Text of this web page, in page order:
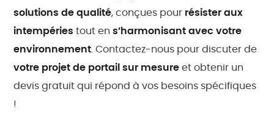
solutions de qualité, conçues pour résister aux
intempéries tout ens’harmonisant avec votre
environnement . Contactez-nous pour discuter de
votre projet de portail sur mesure et obtenir un
devis gratuit qui répond à vos besoins spécifiques
!